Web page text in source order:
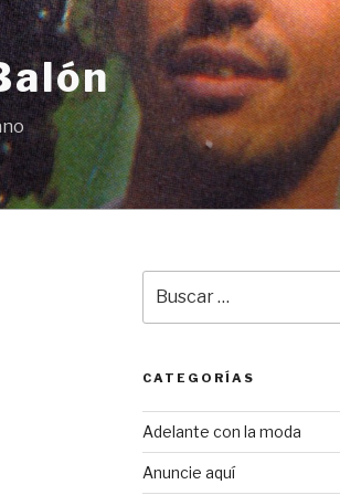
por:
CATEGORÍAS
Adelante con la moda
Anuncie aquí